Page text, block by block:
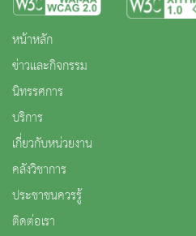
หน้าหลัก
ข่าวและกิจกรรม
นิทรรศการ
บริการ
เกี่ยวกับหน่วยงาน
คลังวิชาการ
ประชาชนควรรู้
ติดต่อเรา